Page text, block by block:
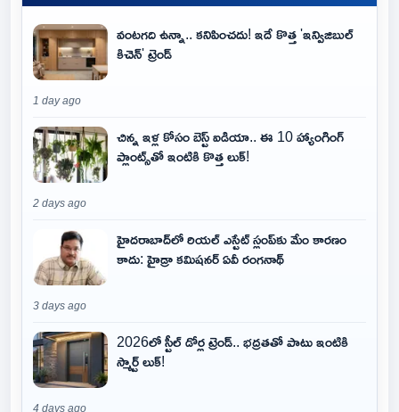
వంటగది ఉన్నా.. కనిపించదు! ఇదే కొత్త 'ఇన్విజిబుల్
కిచెన్' ట్రెండ్
1 day ago
చిన్న ఇళ్ల కోసం బెస్ట్ ఐడియా.. ఈ 10 హ్యాంగింగ్
ప్లాంట్స్‌తో ఇంటికి కొత్త లుక్!
2 days ago
హైదరాబాద్‌లో రియల్ ఎస్టేట్ స్లంప్‌కు మేం కారణం
కాదు: హైడ్రా కమిషనర్ ఏవీ రంగనాథ్
3 days ago
2026లో స్టీల్ డోర్ల ట్రెండ్.. భద్రతతో పాటు ఇంటికి
స్మార్ట్ లుక్!
4 days ago